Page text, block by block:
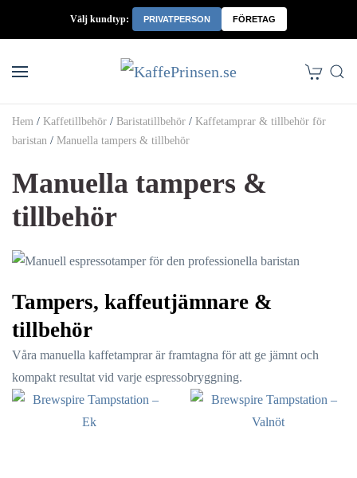
Välj kundtyp: PRIVATPERSON FÖRETAG
Hem / Kaffetillbehör / Baristatillbehör / Kaffetamprar & tillbehör för
baristan / Manuella tampers & tillbehör
Manuella tampers &
tillbehör
Tampers, kaffeutjämnare &
tillbehör
Våra manuella kaffetamprar är framtagna för att ge jämnt och
kompakt resultat vid varje espressobryggning.